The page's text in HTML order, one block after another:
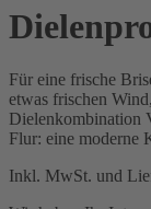
Für eine frische
etwas frischen
Dielenkombination
Flur: eine moderne
Inkl. MwSt. und